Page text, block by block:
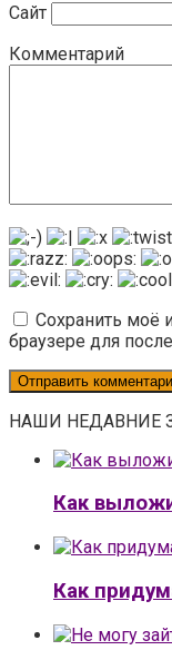
Сайт
Комментарий
Сохранить моё
браузере для
НАШИ НЕДАВНИЕ
Как
Как